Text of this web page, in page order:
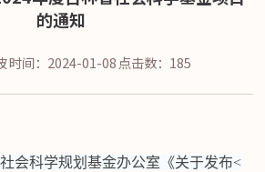
的通知
时间：2024-01-08点击数： 185
科学规划基金办公室《关于发布<